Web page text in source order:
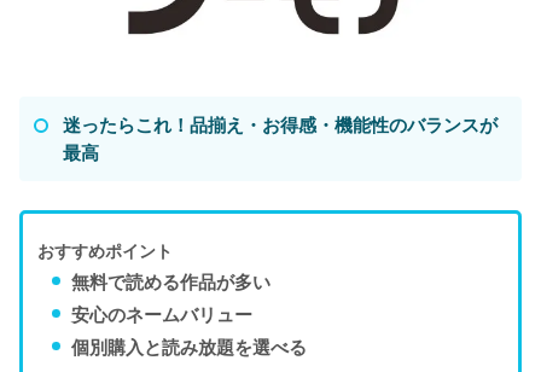
迷ったらこれ！品揃え・お得感・機能性のバランスが
最高
おすすめポイント
無料で読める作品が多い
安心のネームバリュー
個別購入と読み放題を選べる